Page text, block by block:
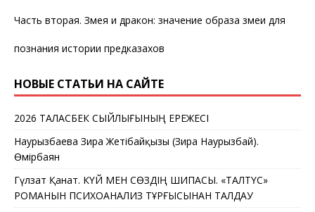
Часть вторая. Змея и дракон: значение образа змеи для
познания истории предказахов
НОВЫЕ СТАТЬИ НА САЙТЕ
2026 ТАЛАСБЕК СЫЙЛЫҒЫНЫҢ ЕРЕЖЕСІ
Наурызбаева Зира Жетібайқызы (Зира Наурызбай).
Өмірбаян
Гүлзат Қанат. КҮЙ МЕН СӨЗДІҢ ШИПАСЫ. «ТАЛТҮС»
РОМАНЫН ПСИХОАНАЛИЗ ТҰРҒЫСЫНАН ТАЛДАУ